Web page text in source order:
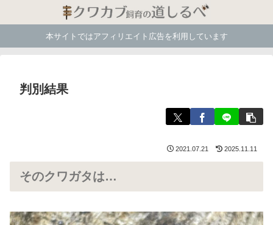
本サイトではアフィリエイト広告を利用しています
判別結果
2021.07.21 2025.11.11
そのクワガタは…